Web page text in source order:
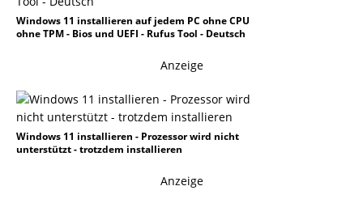
Windows 11 installieren auf jedem PC ohne CPU
ohne TPM - Bios und UEFI - Rufus Tool - Deutsch
Anzeige
Windows 11 installieren - Prozessor wird nicht
unterstützt - trotzdem installieren
Anzeige